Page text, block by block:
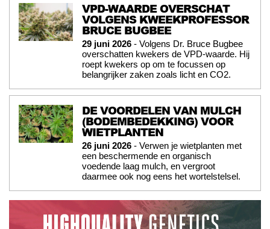
VPD-WAARDE OVERSCHAT
VOLGENS KWEEKPROFESSOR
BRUCE BUGBEE
29 juni 2026 - Volgens Dr. Bruce Bugbee
overschatten kwekers de VPD-waarde. Hij
roept kwekers op om te focussen op
belangrijker zaken zoals licht en CO2.
DE VOORDELEN VAN MULCH
(BODEMBEDEKKING) VOOR
WIETPLANTEN
26 juni 2026 - Verwen je wietplanten met
een beschermende en organisch
voedende laag mulch, en vergroot
daarmee ook nog eens het wortelstelsel.